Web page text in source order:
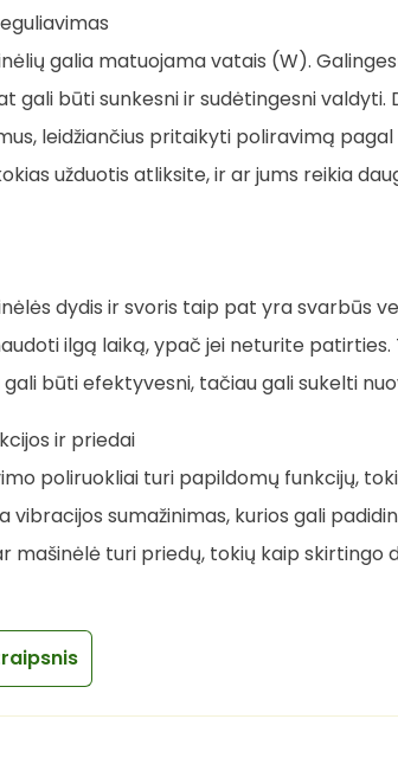
galia matuojama vatais (W).
gali būti sunkesni ir sudėtingesni valdyti.
leidžiančius pritaikyti poliravimą pagal
užduotis atliksite, ir ar jums reikia
dydis ir svoris taip pat yra svarbūs
ilgą laiką, ypač jei neturite patirties.
būti efektyvesni, tačiau gali sukelti
ir priedai
poliruokliai turi papildomų funkcijų,
vibracijos sumažinimas, kurios gali
mašinėlė turi priedų, tokių kaip skirtingo